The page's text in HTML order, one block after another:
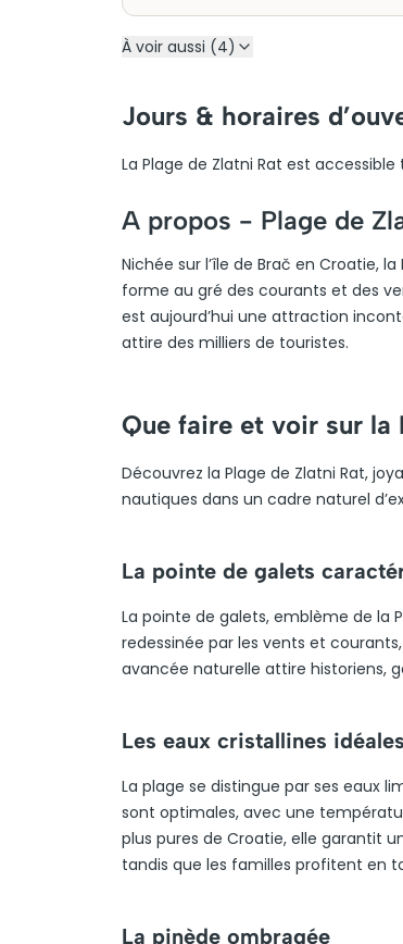
À voir aussi (4)
Jours & horaires
La Plage de Zlatni Rat est
A propos - Plage de
Nichée sur l’île de Brač en Croatie,
forme au gré des courants et des
est aujourd’hui une attraction
attire des milliers de touristes.
Que faire et voir sur la
Découvrez la Plage de Zlatni Rat,
nautiques dans un cadre naturel
La pointe de galets
La pointe de galets, emblème de la
redessinée par les vents et
avancée naturelle attire historiens,
Les eaux cristallines
La plage se distingue par ses eaux
sont optimales, avec une
plus pures de Croatie, elle garantit
tandis que les familles profitent en
La pinède ombragée